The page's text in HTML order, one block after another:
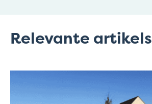
Relevante artikels